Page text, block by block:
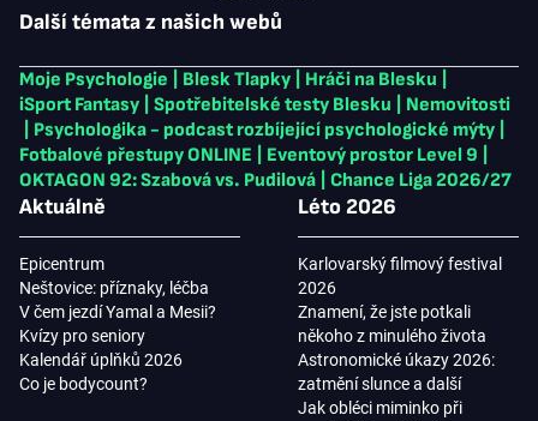
Další témata z našich webů
Moje Psychologie Blesk Tlapky Hráči na Blesku
iSport Fantasy
Spotřebitelské testy Blesku
Nemovitosti
Psychologika - podcast rozbíjející psychologické mýty
Fotbalové přestupy ONLINE
Eventový prostor Level 9
OKTAGON 92: Szabová vs. Pudilová
Chance Liga 2026/27
Aktuálně
Epicentrum
Neštovice: příznaky, léčba
V čem jezdí Yamal a Mesii?
Kvízy pro seniory
Kalendář úplňků 2026
Co je bodycount?
Léto 2026
Karlovarský filmový festival
2026
Znamení, že jste potkali
někoho z minulého života
Astronomické úkazy 2026:
zatmění slunce a další
Jak obléci miminko při